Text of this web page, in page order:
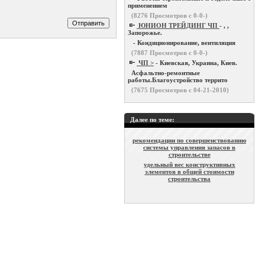
применением
(8276 Просмотров с 0-0-)
ЮНИОН ТРЕЙДИНГ ЧП - , ,
Запорожье.
- Кондиционирование, вентиляция
(7887 Просмотров с 0-0-)
ЧП > - Киевская, Украина, Киев.
Асфальтно-ремонтные
работы.Благоустройство террито
(7675 Просмотров с 04-21-2010)
Далее по теме:
рекомендации по совершенствованию
системы управления запасов в
строительстве
удельный вес конструктивных
элементов в общей стоимости
строительства